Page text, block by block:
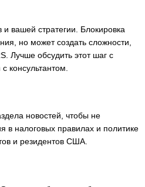
вашей стратегии. Блокировка
но может создать сложности,
Лучше обсудить этот шаг с
консультантом.
новостей, чтобы не
в налоговых правилах и политике
и резидентов США.